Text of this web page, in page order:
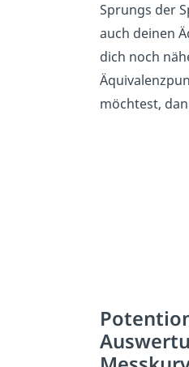
Sprungs der
auch deinen
dich noch
möchtest,